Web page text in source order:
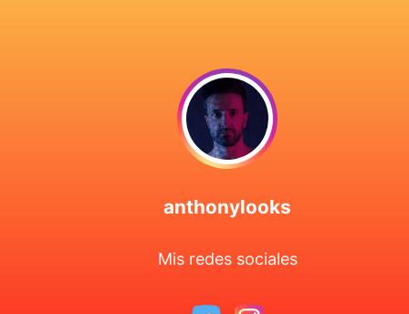
anthonylooks
Mis redes sociales